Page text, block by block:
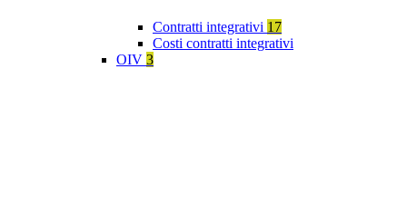
Contratti integrativi 17
Costi contratti integrativi
OIV 3